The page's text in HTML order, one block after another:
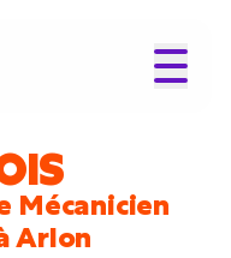
Mécanicien
Arlon